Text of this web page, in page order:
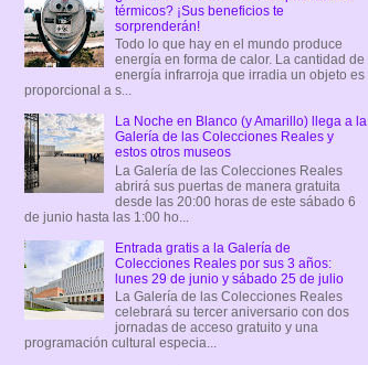
térmicos? ¡Sus beneficios te
sorprenderán!
Todo lo que hay en el mundo produce
energía en forma de calor. La cantidad de
energía infrarroja que irradia un objeto es
proporcional a s...
La Noche en Blanco (y Amarillo) llega a la
Galería de las Colecciones Reales y
estos otros museos
La Galería de las Colecciones Reales
abrirá sus puertas de manera gratuita
desde las 20:00 horas de este sábado 6
de junio hasta las 1:00 ho...
Entrada gratis a la Galería de
Colecciones Reales por sus 3 años:
lunes 29 de junio y sábado 25 de julio
La Galería de las Colecciones Reales
celebrará su tercer aniversario con dos
jornadas de acceso gratuito y una
programación cultural especia...